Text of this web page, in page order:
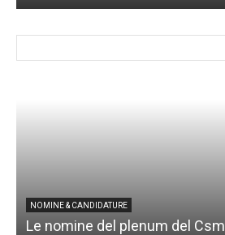
NOMINE & CANDIDATURE
Le nomine del plenum del Csm